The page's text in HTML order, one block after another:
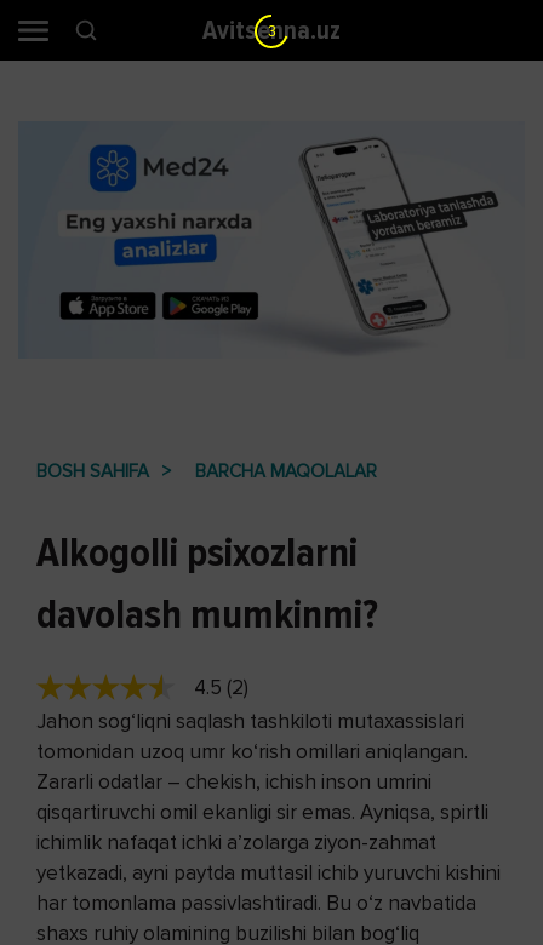
Avitsenna.uz
BOSH SAHIFA BARCHA MAQOLALAR
Alkogolli psixozlarni
davolash mumkinmi?
4.5 (2)
Jahon sog‘liqni saqlash tashkiloti mutaxassislari
tomonidan uzoq umr ko‘rish omillari aniqlangan.
Zararli odatlar – chekish, ichish inson umrini
qisqartiruvchi omil ekanligi sir emas. Ayniqsa, spirtli
ichimlik nafaqat ichki a’zolarga ziyon-zahmat
yetkazadi, ayni paytda muttasil ichib yuruvchi kishini
har tomonlama passivlashtiradi. Bu o‘z navbatida
shaxs ruhiy olamining buzilishi bilan bog‘liq
2